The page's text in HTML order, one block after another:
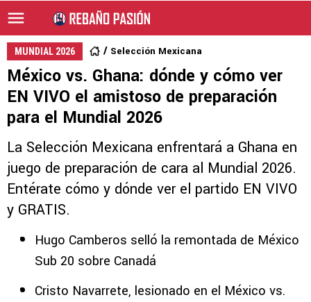
MUNDIAL 2026 Selección Mexicana
México vs. Ghana: dónde y cómo ver
EN VIVO el amistoso de preparación
para el Mundial 2026
La Selección Mexicana enfrentará a Ghana en
juego de preparación de cara al Mundial 2026.
Entérate cómo y dónde ver el partido EN VIVO
y GRATIS.
Hugo Camberos selló la remontada de México
Sub 20 sobre Canadá
Cristo Navarrete, lesionado en el México vs.